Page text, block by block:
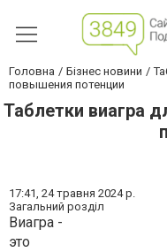
Головна Бізнес новини
повышения потенции
Таблетки виагра
17:41, 24 травня 2024 р.
Загальний розділ
Виагра -
это